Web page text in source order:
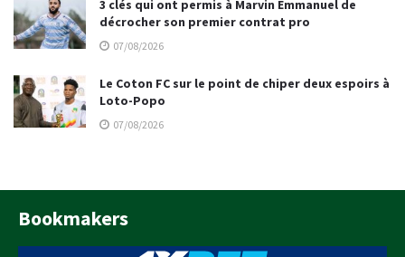
3 clés qui ont permis à Marvin Emmanuel de
décrocher son premier contrat pro
07/08/2026
Le Coton FC sur le point de chiper deux espoirs à
Loto-Popo
07/08/2026
Bookmakers